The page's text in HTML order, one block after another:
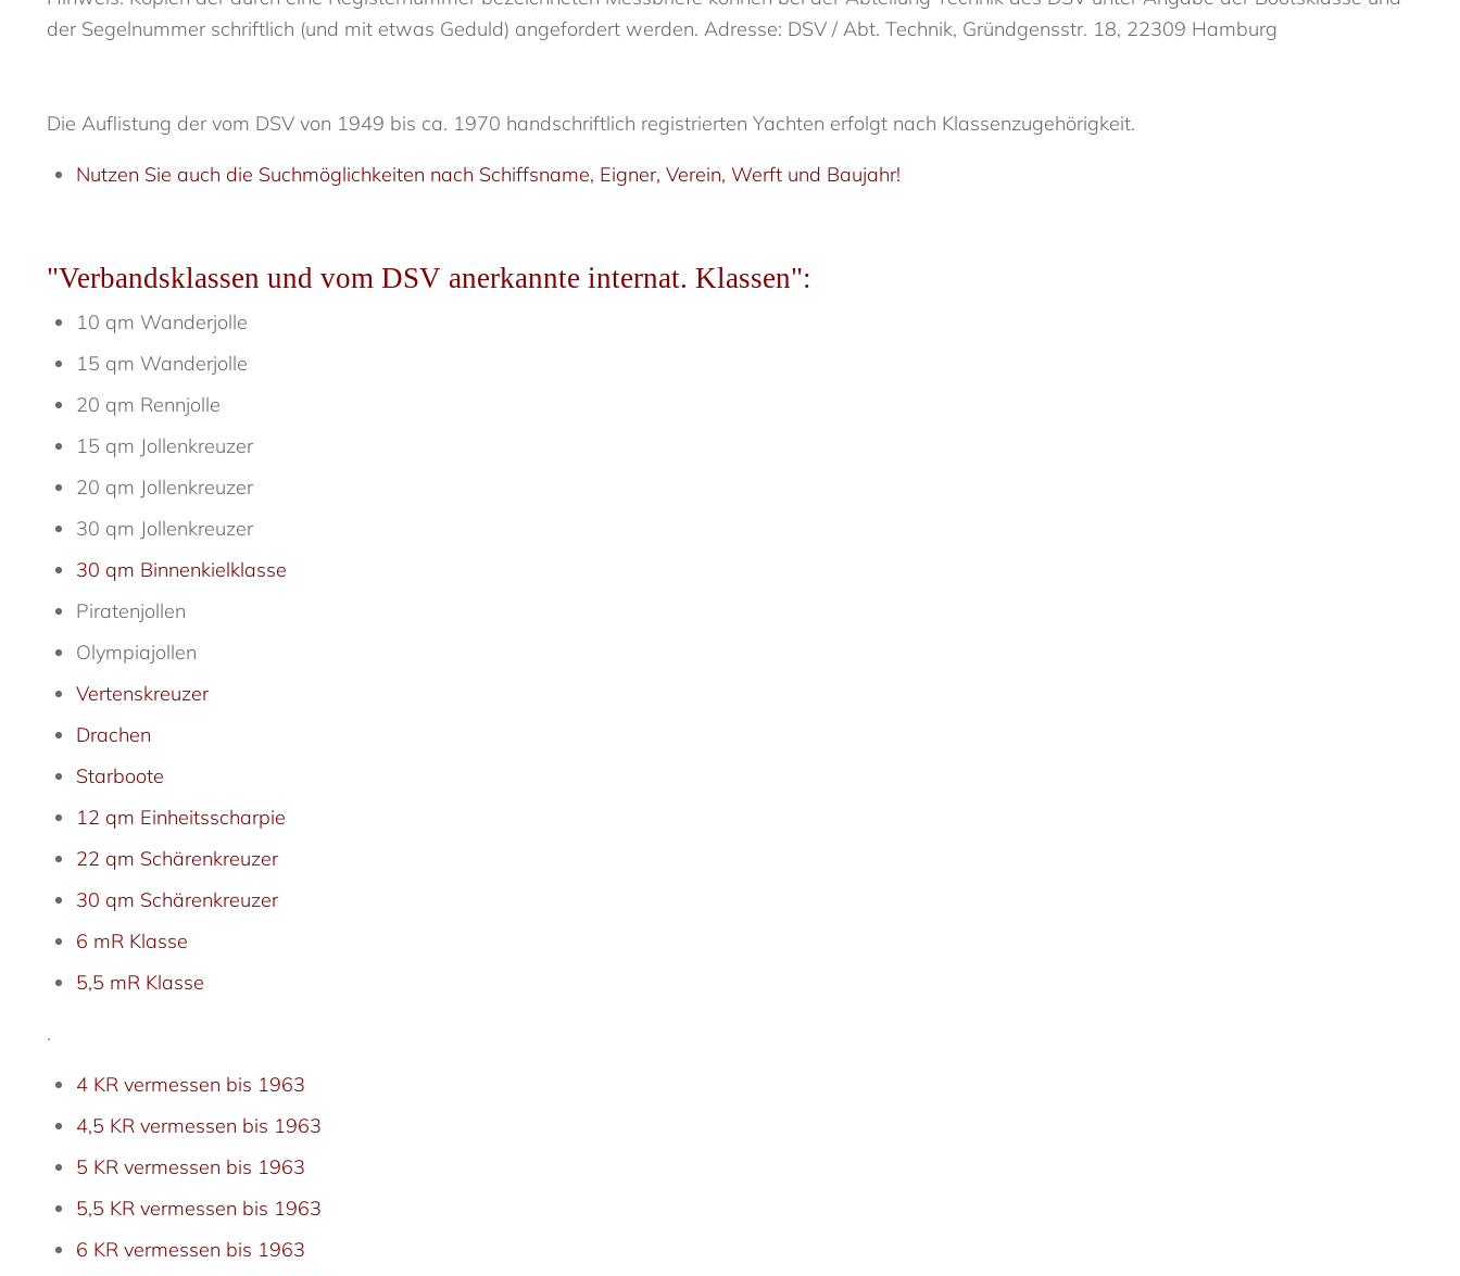
der Segelnummer schriftlich (und mit etwas Geduld) angefordert werden. Adresse: DSV / Abt. Technik, Gründgensstr. 18, 22309 Hamburg
Die Auflistung der vom DSV von 1949 bis ca. 1970 handschriftlich registrierten Yachten erfolgt nach Klassenzugehörigkeit.
Nutzen Sie auch die Suchmöglichkeiten nach Schiffsname, Eigner, Verein, Werft und Baujahr!
"Verbandsklassen und vom DSV anerkannte internat. Klassen":
10 qm Wanderjolle
15 qm Wanderjolle
20 qm Rennjolle
15 qm Jollenkreuzer
20 qm Jollenkreuzer
30 qm Jollenkreuzer
30 qm Binnenkielklasse
Piratenjollen
Olympiajollen
Vertenskreuzer
Drachen
Starboote
12 qm Einheitsscharpie
22 qm Schärenkreuzer
30 qm Schärenkreuzer
6 mR Klasse
5,5 mR Klasse
.
4 KR vermessen bis 1963
4,5 KR vermessen bis 1963
5 KR vermessen bis 1963
5,5 KR vermessen bis 1963
6 KR vermessen bis 1963